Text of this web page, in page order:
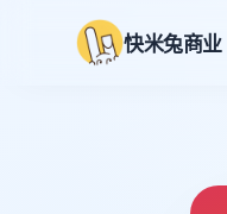
快米兔商业